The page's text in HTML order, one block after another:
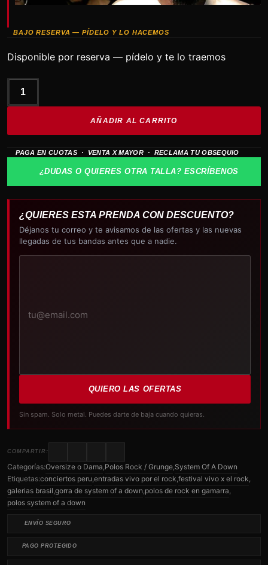
BAJO RESERVA — PÍDELO Y LO HACEMOS
Disponible por reserva — pídelo y te lo traemos
SYSTEM
logo
cantidad
AÑADIR AL CARRITO
PAGA EN CUOTAS · VENTA X MAYOR · RECLAMA TU OBSEQUIO
¿DUDAS O QUIERES OTRA TALLA? ESCRÍBENOS
¿QUIERES ESTA PRENDA CON DESCUENTO?
Déjanos tu correo y te avisamos de las ofertas y las nuevas
llegadas de tus bandas antes que a nadie.
QUIERO LAS OFERTAS
Sin spam. Solo metal. Puedes darte de baja cuando quieras.
COMPARTIR:
Categorías:Oversize o Dama Polos Rock / Grunge System Of A Down
Etiquetas:conciertos peru entradas vivo por el rock festival vivo x el rock
galerias brasil gorra de system of a down polos de rock en gamarra
polos system of a down
ENVÍO SEGURO
PAGO PROTEGIDO